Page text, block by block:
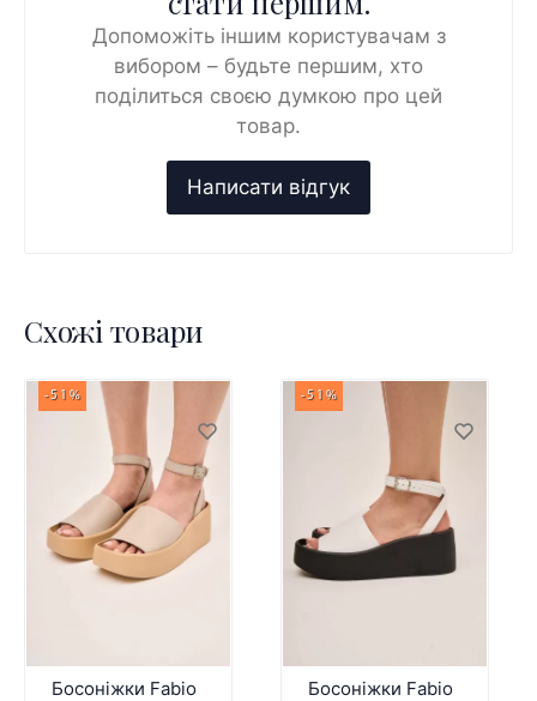
Допоможіть іншим користувачам з
вибором – будьте першим, хто
поділиться своєю думкою про цей
товар.
Схожі товари
-51%
Босоніжки Fabio
-51%
Босоніжки Fabio